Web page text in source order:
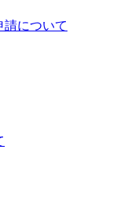
請について